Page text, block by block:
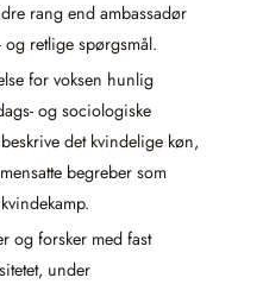
rang end ambassadør
retlige spørgsmål.
for voksen hunlig
og sociologiske
det kvindelige køn,
begreber som
og forsker med fast
under